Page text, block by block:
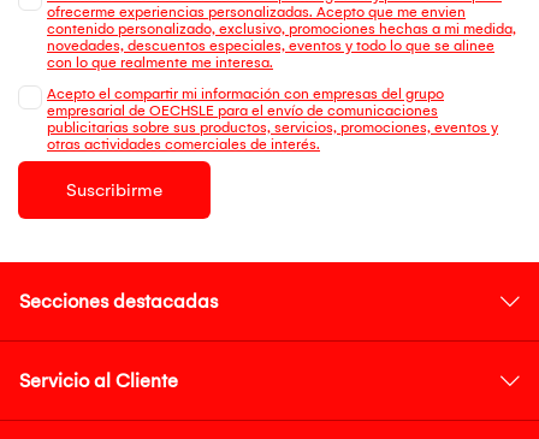
ofrecerme experiencias personalizadas. Acepto que me envien
contenido personalizado, exclusivo, promociones hechas a mi medida,
novedades, descuentos especiales, eventos y todo lo que se alinee
con lo que realmente me interesa.
Acepto el compartir mi información con empresas del grupo
empresarial de OECHSLE para el envío de comunicaciones
publicitarias sobre sus productos, servicios, promociones, eventos y
otras actividades comerciales de interés.
Suscribirme
Secciones destacadas
Servicio al Cliente